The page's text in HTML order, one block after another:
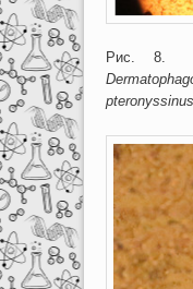
Рис. 8.
pteronyssinus